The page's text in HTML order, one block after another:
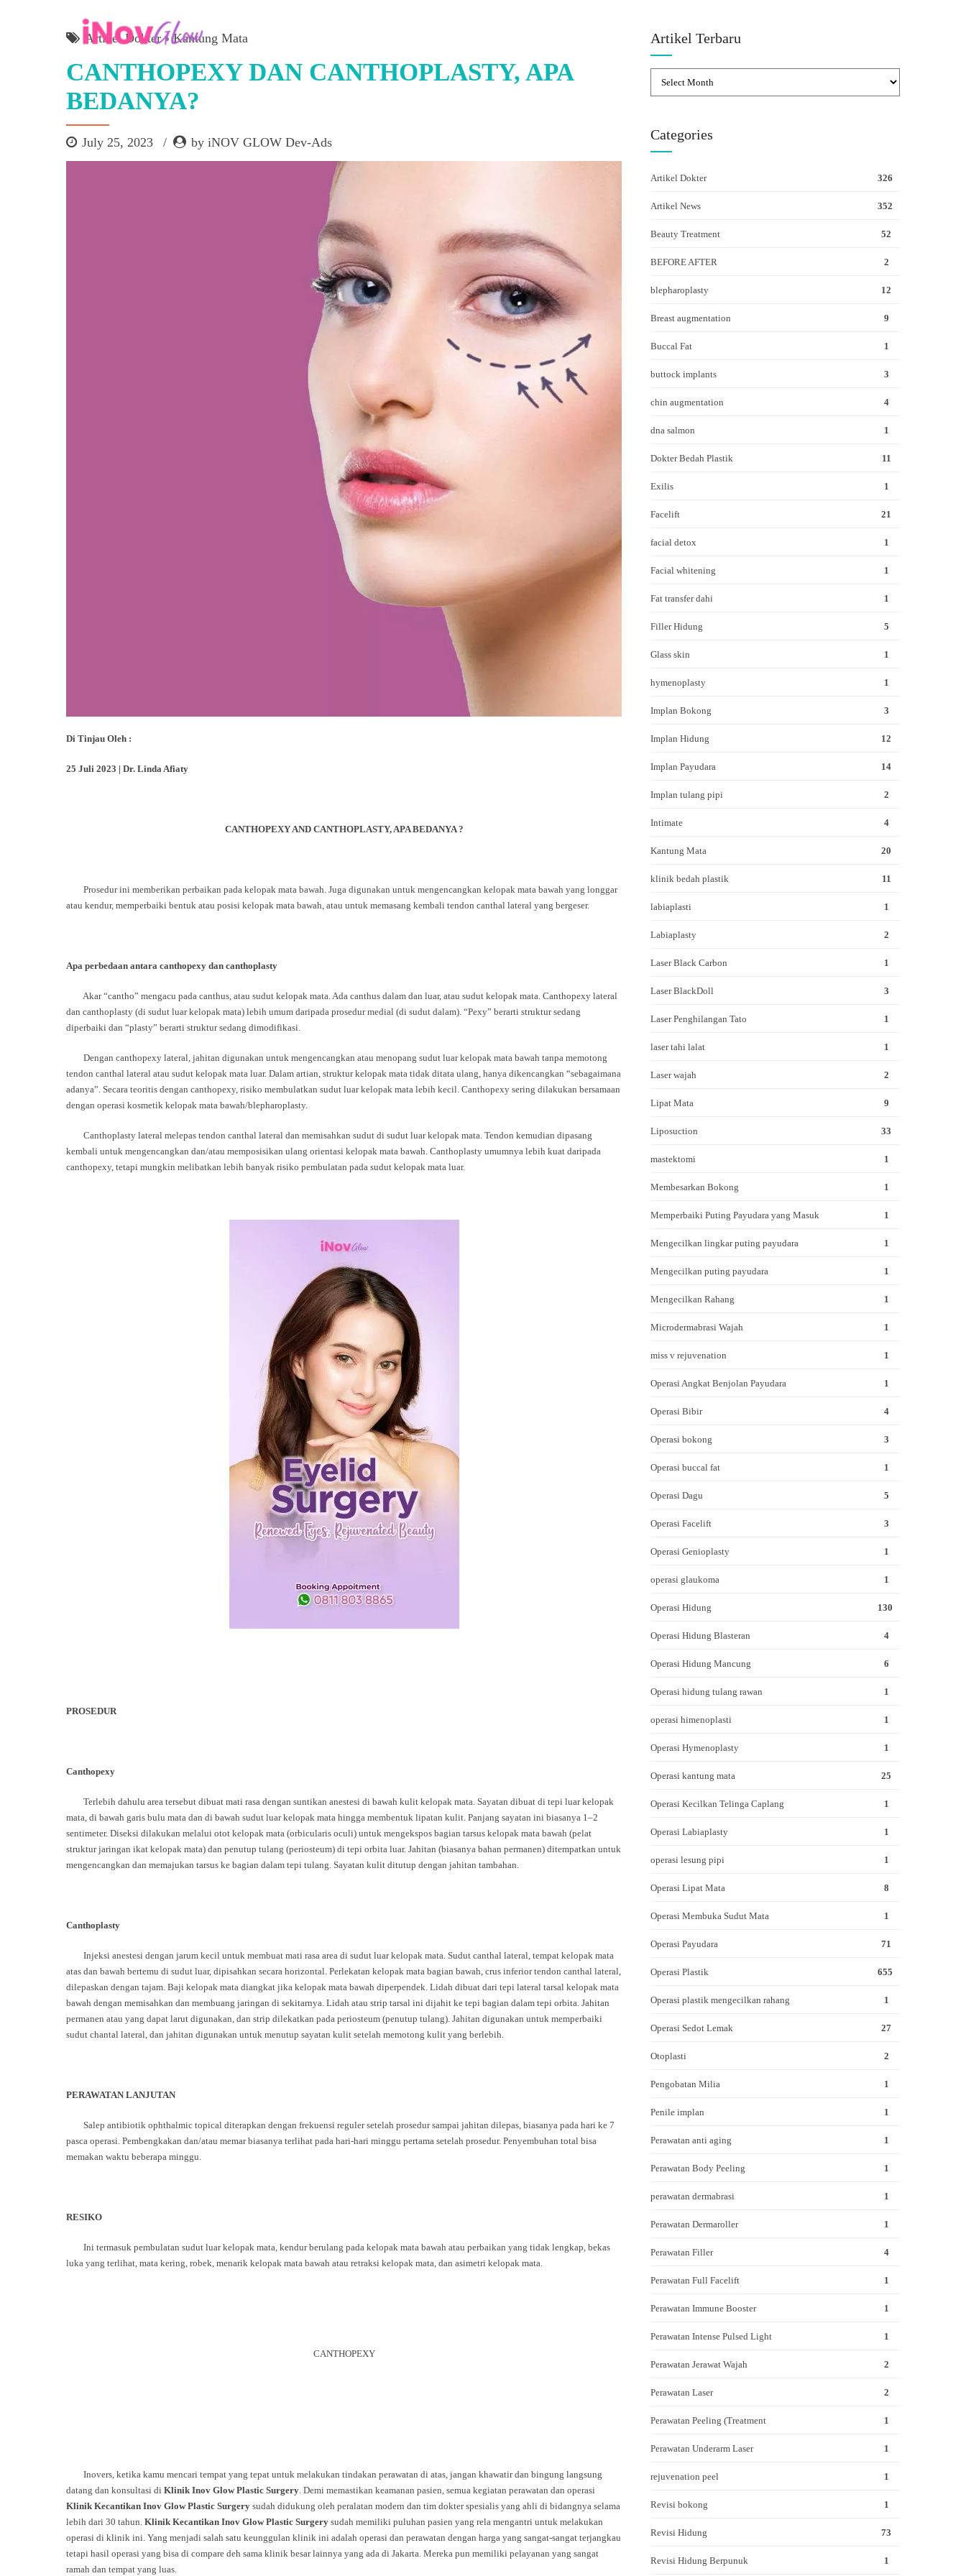
Artikel Dokter Kantung Mata
CANTHOPEXY DAN CANTHOPLASTY, APA
BEDANYA?
July 25, 2023 by iNOV GLOW Dev-Ads
Di Tinjau Oleh :
25 Juli 2023 | Dr. Linda Afiaty
CANTHOPEXY AND CANTHOPLASTY, APA BEDANYA ?
Prosedur ini memberikan perbaikan pada kelopak mata bawah. Juga digunakan untuk mengencangkan kelopak mata bawah yang longgar
atau kendur, memperbaiki bentuk atau posisi kelopak mata bawah, atau untuk memasang kembali tendon canthal lateral yang bergeser.
Apa perbedaan antara canthopexy dan canthoplasty
Akar“cantho” mengacu pada canthus, atau sudut kelopak mata. Ada canthus dalam dan luar, atau sudut kelopak mata. Canthopexy lateral
dan canthoplasty (di sudut luar kelopak mata) lebih umum daripada prosedur medial (di sudut dalam). “Pexy” berarti struktur sedang
diperbaiki dan “plasty” berarti struktur sedang dimodifikasi.
Dengan canthopexy lateral, jahitan digunakan untuk mengencangkan atau menopang sudut luar kelopak mata bawah tanpa memotong
tendon canthal lateral atau sudut kelopak mata luar. Dalam artian, struktur kelopak mata tidak ditata ulang, hanya dikencangkan “sebagaimana
adanya”. Secara teoritis dengan canthopexy, risiko membulatkan sudut luar kelopak mata lebih kecil. Canthopexy sering dilakukan bersamaan
dengan operasi kosmetik kelopak mata bawah/blepharoplasty.
Canthoplasty lateral melepas tendon canthal lateral dan memisahkan sudut di sudut luar kelopak mata. Tendon kemudian dipasang
kembali untuk mengencangkan dan/atau memposisikan ulang orientasi kelopak mata bawah. Canthoplasty umumnya lebih kuat daripada
canthopexy, tetapi mungkin melibatkan lebih banyak risiko pembulatan pada sudut kelopak mata luar.
PROSEDUR
Canthopexy
Terlebih dahulu area tersebut dibuat mati rasa dengan suntikan anestesi di bawah kulit kelopak mata. Sayatan dibuat di tepi luar kelopak
mata, di bawah garis bulu mata dan di bawah sudut luar kelopak mata hingga membentuk lipatan kulit. Panjang sayatan ini biasanya 1–2
sentimeter. Diseksi dilakukan melalui otot kelopak mata (orbicularis oculi) untuk mengekspos bagian tarsus kelopak mata bawah (pelat
struktur jaringan ikat kelopak mata) dan penutup tulang (periosteum) di tepi orbita luar. Jahitan (biasanya bahan permanen) ditempatkan untuk
mengencangkan dan memajukan tarsus ke bagian dalam tepi tulang. Sayatan kulit ditutup dengan jahitan tambahan.
Canthoplasty
Injeksi anestesi dengan jarum kecil untuk membuat mati rasa area di sudut luar kelopak mata. Sudut canthal lateral, tempat kelopak mata
atas dan bawah bertemu di sudut luar, dipisahkan secara horizontal. Perlekatan kelopak mata bagian bawah, crus inferior tendon canthal lateral,
dilepaskan dengan tajam. Baji kelopak mata diangkat jika kelopak mata bawah diperpendek. Lidah dibuat dari tepi lateral tarsal kelopak mata
bawah dengan memisahkan dan membuang jaringan di sekitarnya. Lidah atau strip tarsal ini dijahit ke tepi bagian dalam tepi orbita. Jahitan
permanen atau yang dapat larut digunakan, dan strip dilekatkan pada periosteum (penutup tulang). Jahitan digunakan untuk memperbaiki
sudut chantal lateral, dan jahitan digunakan untuk menutup sayatan kulit setelah memotong kulit yang berlebih.
PERAWATAN LANJUTAN
Salep antibiotik ophthalmic topical diterapkan dengan frekuensi reguler setelah prosedur sampai jahitan dilepas, biasanya pada hari ke 7
pasca operasi. Pembengkakan dan/atau memar biasanya terlihat pada hari-hari minggu pertama setelah prosedur. Penyembuhan total bisa
memakan waktu beberapa minggu.
RESIKO
Ini termasuk pembulatan sudut luar kelopak mata, kendur berulang pada kelopak mata bawah atau perbaikan yang tidak lengkap, bekas
luka yang terlihat, mata kering, robek, menarik kelopak mata bawah atau retraksi kelopak mata, dan asimetri kelopak mata.
CANTHOPEXY
Inovers, ketika kamu mencari tempat yang tepat untuk melakukan tindakan perawatan di atas, jangan khawatir dan bingung langsung
datang dan konsultasi di Klinik Inov Glow Plastic Surgery. Demi memastikan keamanan pasien, semua kegiatan perawatan dan operasi
Klinik Kecantikan Inov Glow Plastic Surgery sudah didukung oleh peralatan modern dan tim dokter spesialis yang ahli di bidangnya selama
lebih dari 30 tahun. Klinik Kecantikan Inov Glow Plastic Surgery sudah memiliki puluhan pasien yang rela mengantri untuk melakukan
operasi di klinik ini. Yang menjadi salah satu keunggulan klinik ini adalah operasi dan perawatan dengan harga yang sangat-sangat terjangkau
tetapi hasil operasi yang bisa di compare deh sama klinik besar lainnya yang ada di Jakarta. Mereka pun memiliki pelayanan yang sangat
ramah dan tempat yang luas.
Artikel Terbaru
Categories
Artikel Dokter 326
Artikel News 352
Beauty Treatment 52
BEFORE AFTER 2
blepharoplasty 12
Breast augmentation 9
Buccal Fat 1
buttock implants 3
chin augmentation 4
dna salmon 1
Dokter Bedah Plastik 11
Exilis 1
Facelift 21
facial detox 1
Facial whitening 1
Fat transfer dahi 1
Filler Hidung 5
Glass skin 1
hymenoplasty 1
Implan Bokong 3
Implan Hidung 12
Implan Payudara 14
Implan tulang pipi 2
Intimate 4
Kantung Mata 20
klinik bedah plastik 11
labiaplasti 1
Labiaplasty 2
Laser Black Carbon 1
Laser BlackDoll 3
Laser Penghilangan Tato 1
laser tahi lalat 1
Laser wajah 2
Lipat Mata 9
Liposuction 33
mastektomi 1
Membesarkan Bokong 1
Memperbaiki Puting Payudara yang Masuk 1
Mengecilkan lingkar puting payudara 1
Mengecilkan puting payudara 1
Mengecilkan Rahang 1
Microdermabrasi Wajah 1
miss v rejuvenation 1
Operasi Angkat Benjolan Payudara 1
Operasi Bibir 4
Operasi bokong 3
Operasi buccal fat 1
Operasi Dagu 5
Operasi Facelift 3
Operasi Genioplasty 1
operasi glaukoma 1
Operasi Hidung 130
Operasi Hidung Blasteran 4
Operasi Hidung Mancung 6
Operasi hidung tulang rawan 1
operasi himenoplasti 1
Operasi Hymenoplasty 1
Operasi kantung mata 25
Operasi Kecilkan Telinga Caplang 1
Operasi Labiaplasty 1
operasi lesung pipi 1
Operasi Lipat Mata 8
Operasi Membuka Sudut Mata 1
Operasi Payudara 71
Operasi Plastik 655
Operasi plastik mengecilkan rahang 1
Operasi Sedot Lemak 27
Otoplasti 2
Pengobatan Milia 1
Penile implan 1
Perawatan anti aging 1
Perawatan Body Peeling 1
perawatan dermabrasi 1
Perawatan Dermaroller 1
Perawatan Filler 4
Perawatan Full Facelift 1
Perawatan Immune Booster 1
Perawatan Intense Pulsed Light 1
Perawatan Jerawat Wajah 2
Perawatan Laser 2
Perawatan Peeling (Treatment 1
Perawatan Underarm Laser 1
rejuvenation peel 1
Revisi bokong 1
Revisi Hidung 73
Revisi Hidung Berpunuk 1